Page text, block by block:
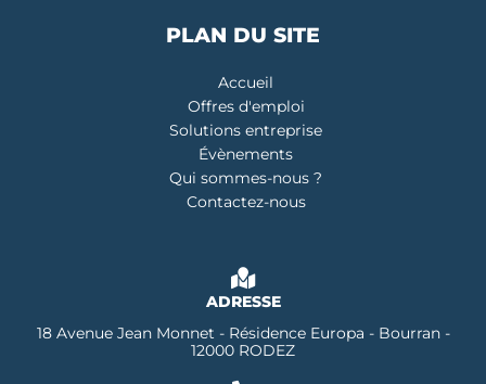
PLAN DU SITE
Accueil
Offres d'emploi
Solutions entreprise
Évènements
Qui sommes-nous ?
Contactez-nous
ADRESSE
18 Avenue Jean Monnet - Résidence Europa - Bourran -
12000 RODEZ